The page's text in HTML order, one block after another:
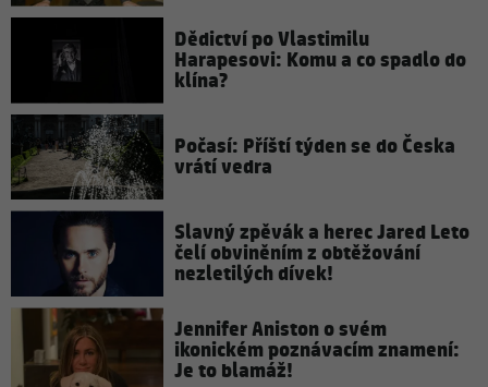
Dědictví po Vlastimilu
Harapesovi: Komu a co spadlo do
klína?
Počasí: Příští týden se do Česka
vrátí vedra
Slavný zpěvák a herec Jared Leto
čelí obviněním z obtěžování
nezletilých dívek!
Jennifer Aniston o svém
ikonickém poznávacím znamení:
Je to blamáž!